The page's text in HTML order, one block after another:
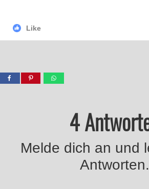
Like
4
Melde dich an und
Antworten.